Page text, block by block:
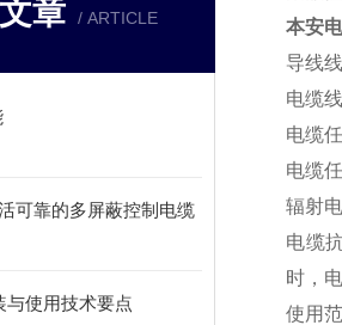
章 / ARTICLE
可靠的多屏蔽控制电缆
与使用技术要点
本安
导线
电缆
电缆
电缆
辐射
电缆
时，
使用